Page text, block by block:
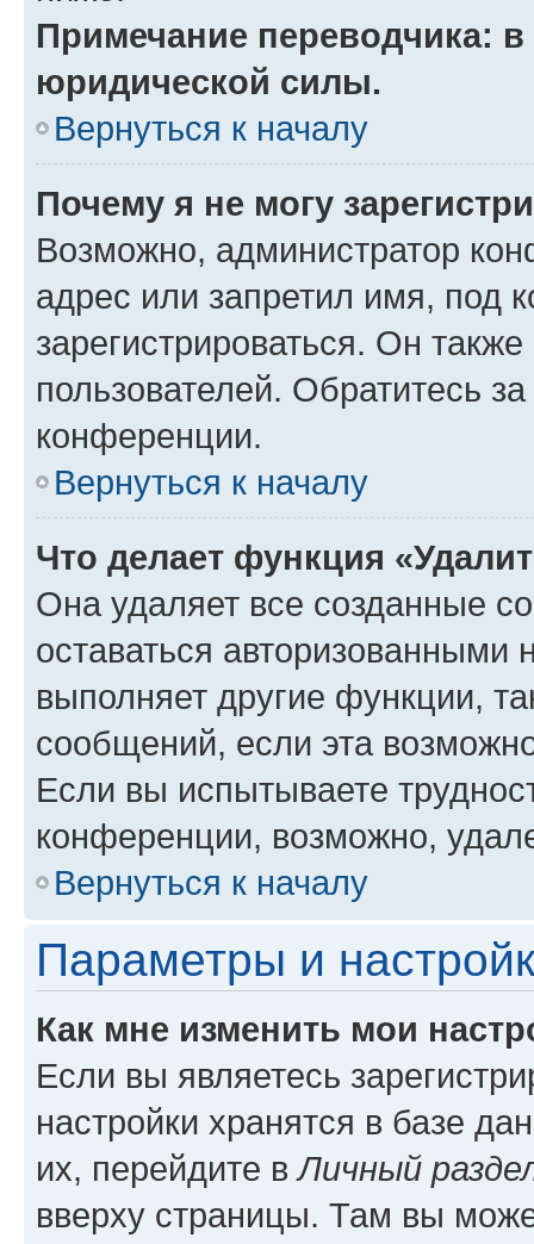
Примечание переводчика:
юридической силы.
Вернуться к началу
Почему я не могу
Возможно, администратор
адрес или запретил имя, под
зарегистрироваться. Он
пользователей. Обратитесь
конференции.
Вернуться к началу
Что делает функция
Она удаляет все созданные
оставаться авторизованными
выполняет другие функции,
сообщений, если эта
Если вы испытываете
конференции, возможно,
Вернуться к началу
Параметры и
Как мне изменить мои
Если вы являетесь
настройки хранятся в базе
их, перейдите вЛичный
вверху страницы. Там вы